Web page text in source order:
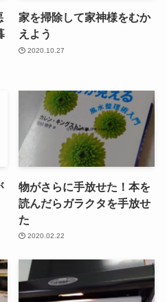
家を掃除して家神様をむか
えよう
2020.10.27
物がさらに手放せた！本を
読んだらガラクタを手放せ
た
2020.02.22